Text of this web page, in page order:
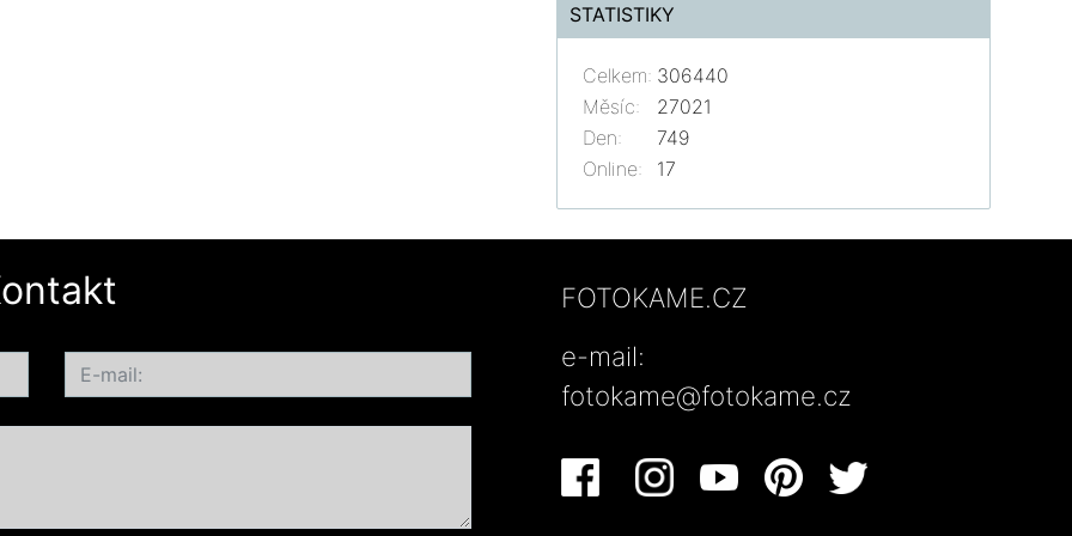
STATISTIKY
Online: 17
Celkem: 306440
Měsíc:
27021
Den:
749
FOTOKAME.CZ
e-mail:
fotokame@fotokame.cz